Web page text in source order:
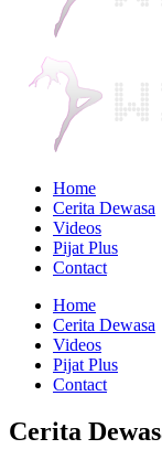
Home
Cerita Dewasa
Videos
Pijat Plus
Contact
Home
Cerita Dewasa
Videos
Pijat Plus
Contact
Cerita